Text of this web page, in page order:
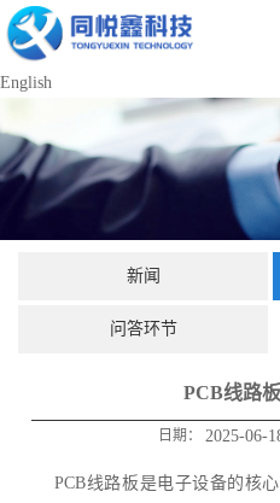
English
新闻
问答环节
PCB线路
日期： 2025-06-
PCB线路板是电子设备的核